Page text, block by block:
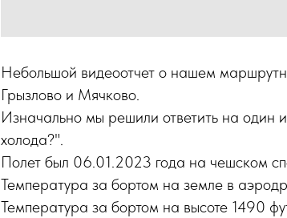
Небольшой видеоотчет о нашем
Грызлово и Мячково.
Изначально мы решили ответить на один
холода?".
Полет был 06.01.2023 года на чешском
Температура за бортом на земле в
Температура за бортом на высоте 1490